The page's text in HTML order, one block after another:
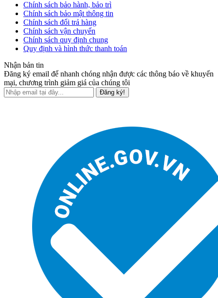
Chính sách bảo hành, bảo trì
Chính sách bảo mật thông tin
Chính sách đổi trả hàng
Chính sách vận chuyển
Chính sách quy định chung
Quy định và hình thức thanh toán
Nhận bản tin
Đăng ký email để nhanh chóng nhận được các thông báo về khuyến
mại, chương trình giảm giá của chúng tôi
Đăng ký!